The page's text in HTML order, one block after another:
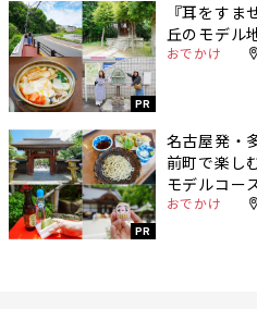
PR
『耳をす
丘のモデル
おでかけ
PR
名古屋発・
前町で楽し
モデルコー
おでかけ